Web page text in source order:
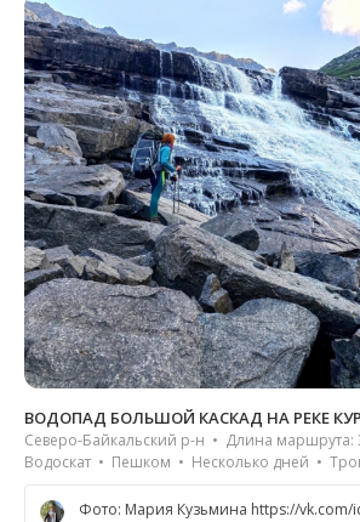
ВОДОПАД БОЛЬШОЙ КАСКАД НА РЕКЕ
Северо-Байкальский р-н • Длина маршрута:
Водоскат • Пешком • Несколько дней •
Фото: Мария Кузьмина https://vk.com/